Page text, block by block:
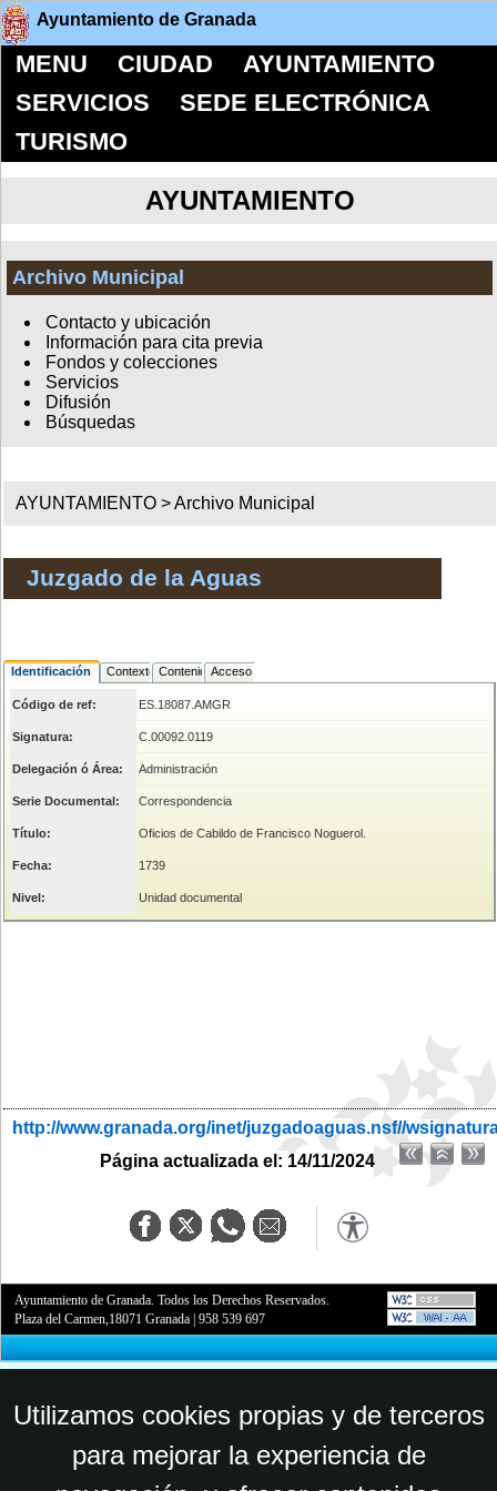
Ayuntamiento de Granada
MENU CIUDAD
AYUNTAMIENTO
SERVICIOS
SEDE ELECTRÓNICA
TURISMO
AYUNTAMIENTO
Archivo Municipal
Contacto y ubicación
Información para cita previa
Fondos y colecciones
Servicios
Difusión
Búsquedas
AYUNTAMIENTO >Archivo Municipal
Juzgado de la Aguas
Identificación Contexto ContenidoAcceso
Código de ref: ES.18087.AMGR
Signatura: C.00092.0119
Delegación ó Área: Administración
Serie Documental: Correspondencia
Título: Oficios de Cabildo de Francisco Noguerol.
Fecha: 1739
Nivel: Unidad documental
http://www.granada.org/inet/juzgadoaguas.nsf//
Página actualizada el: 14/11/2024
Ayuntamiento de Granada. Todos los Derechos Reservados.
Plaza del Carmen,18071 Granada |958 539 697
Utilizamos cookies propias y de terceros
para mejorar la experiencia de